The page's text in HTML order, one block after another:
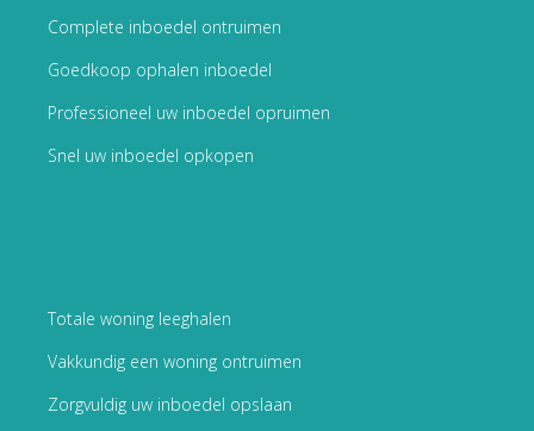
Complete inboedel ontruimen
Goedkoop ophalen inboedel
Professioneel uw inboedel opruimen
Snel uw inboedel opkopen
Totale woning leeghalen
Vakkundig een woning ontruimen
Zorgvuldig uw inboedel opslaan